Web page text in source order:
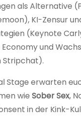
als Alternative
KI-Zensur
(Keynote
und
Stripchat).
Stage erwarten
wie Sober Sex,
in der Kink-